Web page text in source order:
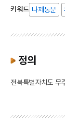
키워드 나제통문
정의
전북특별자치도 무